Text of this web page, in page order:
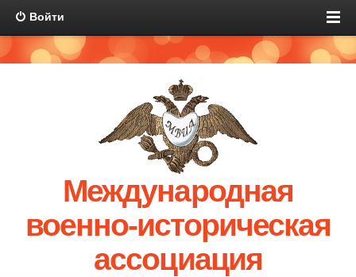
Войти
Международная
военно-историческая
ассоциация